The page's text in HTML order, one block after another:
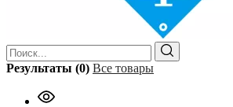
Результаты (0) Все товары